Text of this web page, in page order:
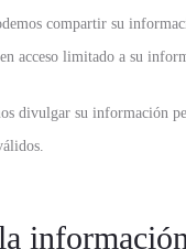
compartir su
acceso limitado a su
divulgar su información
información